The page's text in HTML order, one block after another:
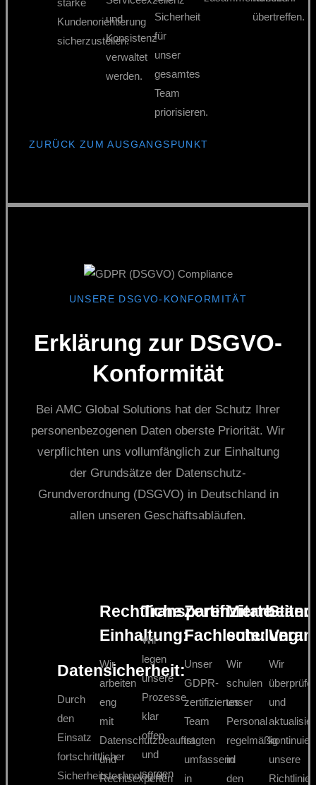
Kundenorientierung
sicherzustellen.
und
Konsistenz
verwaltet
werden.
Sicherheit
für
unser
gesamtes
Team
priorisieren.
übertreffen.
ZURÜCK ZUM AUSGANGSPUNKT
UNSERE DSGVO-KONFORMITÄT
Erklärung zur DSGVO-
Konformität
Bei AMC Global Solutions hat der Schutz Ihrer
personenbezogenen Daten oberste Priorität. Wir
verpflichten uns vollumfänglich zur Einhaltung
der Grundsätze der Datenschutz-
Grundverordnung (DSGVO) in Deutschland in
allen unseren Geschäftsabläufen.
Datensicherheit:
Durch
den
Einsatz
fortschrittlicher
Sicherheitstechnologien
Rechtliche
Einhaltung:
Wir
arbeiten
eng
mit
Datenschutzbeauftragten
und
Rechtsexperten
Transparenz:
Wir
legen
unsere
Prozesse
klar
offen
und
sorgen
Zertifizierte
Fachleute:
Unser
GDPR-
zertifiziertes
Team
ist
umfassend
in
Mitarbeiter-
schulung:
Wir
schulen
unser
Personal
regelmäßig
in
den
Wir
und
unsere